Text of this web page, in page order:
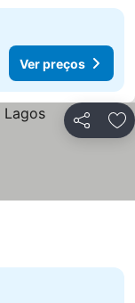
Ver preços
Partilhar